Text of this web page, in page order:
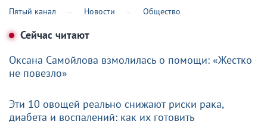
Пятый канал Новости Общество
Сейчас читают
Оксана Самойлова взмолилась о помощи: «Жестко
не повезло»
Эти 10 овощей реально снижают риски рака,
диабета и воспалений: как их готовить